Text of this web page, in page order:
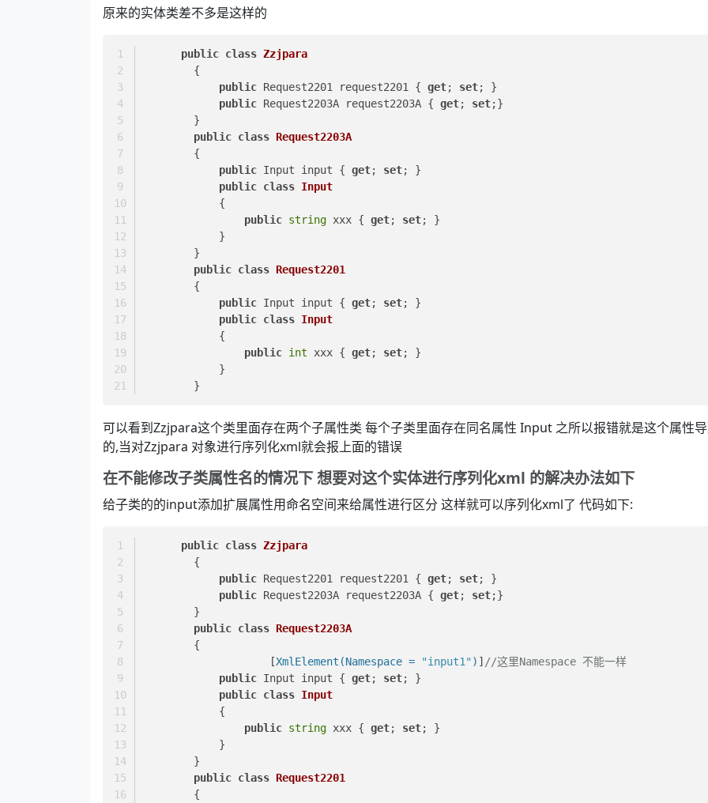
原来的实体类差不多是这样的
public class Zzjpara
        {
public Request2201 request2201 { get; set; }
public Request2203A request2203A { get; set;}
        }
public class Request2203A
        {
public Input input { get; set; }
public class Input
            {
public string xxx { get; set; }
            }
        }
public class Request2201
        {
public Input input { get; set; }
public class Input
            {
public int xxx { get; set; }
            }
        }
可以看到Zzjpara这个类里面存在两个子属性类 每个子类里面存在同名属性 Input 之所以报错就是这个属性
的,当对Zzjpara 对象进行序列化xml就会报上面的错误
在不能修改子类属性名的情况下 想要对这个实体进行序列化xml 的解决办法如下
给子类的的input添加扩展属性用命名空间来给属性进行区分 这样就可以序列化xml了 代码如下:
public class Zzjpara
        {
public Request2201 request2201 { get; set; }
public Request2203A request2203A { get; set;}
        }
public class Request2203A
        {
		    [
XmlElement(Namespace = "input1") ] //这里Namespace 不能一样
public Input input { get; set; }
public class Input
            {
public string xxx { get; set; }
            }
        }
public class Request2201
        {